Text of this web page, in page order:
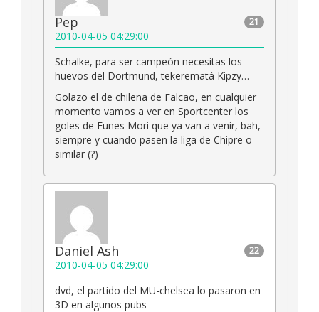
21
Pep
2010-04-05 04:29:00
Schalke, para ser campeón necesitas los
huevos del Dortmund, tekerematá Kipzy…
Golazo el de chilena de Falcao, en cualquier
momento vamos a ver en Sportcenter los
goles de Funes Mori que ya van a venir, bah,
siempre y cuando pasen la liga de Chipre o
similar (?)
22
Daniel Ash
2010-04-05 04:29:00
dvd, el partido del MU-chelsea lo pasaron en
3D en algunos pubs